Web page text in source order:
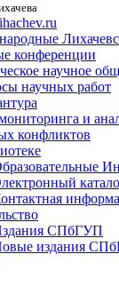
конференции
научное
научных работ
и
конфликтов
СПбГУП
издания